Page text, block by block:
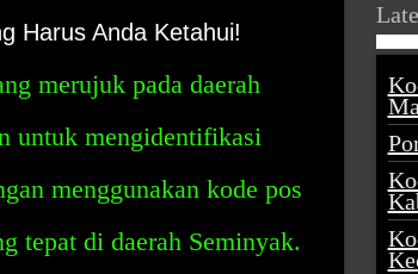
Harus Anda Ketahui!
merujuk pada daerah
untuk mengidentifikasi
menggunakan kode pos
tepat di daerah Seminyak.